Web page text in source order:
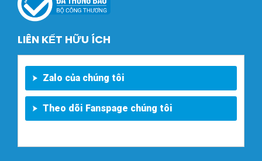
LIÊN KẾT HỮU ÍCH
Zalo của chúng tôi
Theo dõi Fanspage chúng tôi